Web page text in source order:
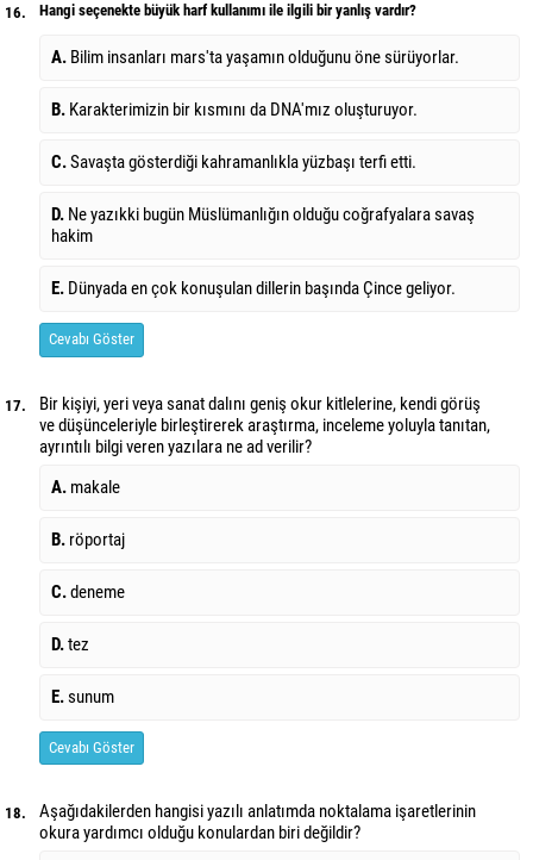
16. Hangi seçenekte büyük harf kullanımı ile ilgili bir yanlış vardır?
A. Bilim insanları mars'ta yaşamın olduğunu öne sürüyorlar.
B. Karakterimizin bir kısmını da DNA'mız oluşturuyor.
C.Savaşta gösterdiği kahramanlıkla yüzbaşı terfi etti.
D. Ne yazıkki bugün Müslümanlığın olduğu coğrafyalara savaş
hakim
E. Dünyada en çok konuşulan dillerin başında Çince geliyor.
Cevabı Göster
17.
Bir kişiyi, yeri veya sanat dalını geniş okur kitlelerine, kendi görüş
ve düşünceleriyle birleştirerek araştırma, inceleme yoluyla tanıtan,
ayrıntılı bilgi veren yazılara ne ad verilir?
A. makale
B. röportaj
C.deneme
D.tez
E.sunum
Cevabı Göster
18.
Aşağıdakilerden hangisi yazılı anlatımda noktalama işaretlerinin
okura yardımcı olduğu konulardan biri değildir?